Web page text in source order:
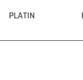
PLATIN